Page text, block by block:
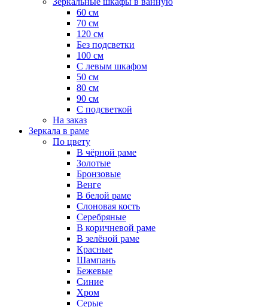
60 см
70 см
120 см
Без подсветки
100 см
С левым шкафом
50 см
80 см
90 см
С подсветкой
На заказ
Зеркала в раме
По цвету
В чёрной раме
Золотые
Бронзовые
Венге
В белой раме
Слоновая кость
Серебряные
В коричневой раме
В зелёной раме
Красные
Шампань
Бежевые
Синие
Хром
Серые